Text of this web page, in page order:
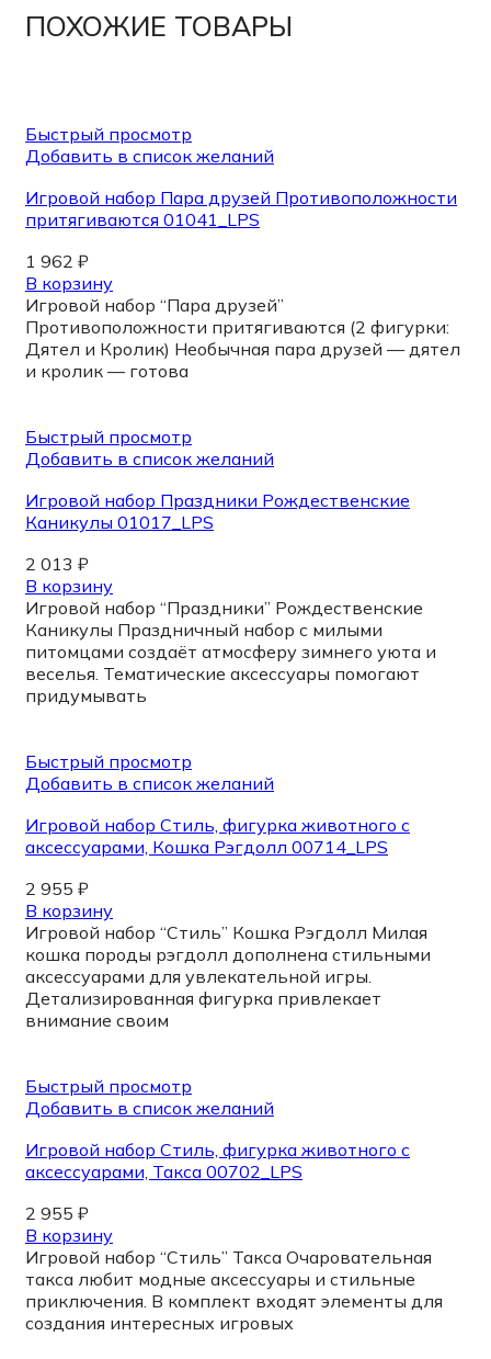
ПОХОЖИЕ ТОВАРЫ
Быстрый просмотр
Добавить в список желаний
Игровой набор Пара друзей Противоположности
притягиваются 01041_LPS
1 962 ₽
В корзину
Игровой набор “Пара друзей”
Противоположности притягиваются (2 фигурки:
Дятел и Кролик) Необычная пара друзей — дятел
и кролик — готова
Быстрый просмотр
Добавить в список желаний
Игровой набор Праздники Рождественские
Каникулы 01017_LPS
2 013 ₽
В корзину
Игровой набор “Праздники” Рождественские
Каникулы Праздничный набор с милыми
питомцами создаёт атмосферу зимнего уюта и
веселья. Тематические аксессуары помогают
придумывать
Быстрый просмотр
Добавить в список желаний
Игровой набор Стиль, фигурка животного с
аксессуарами, Кошка Рэгдолл 00714_LPS
2 955 ₽
В корзину
Игровой набор “Стиль” Кошка Рэгдолл Милая
кошка породы рэгдолл дополнена стильными
аксессуарами для увлекательной игры.
Детализированная фигурка привлекает
внимание своим
Быстрый просмотр
Добавить в список желаний
Игровой набор Стиль, фигурка животного с
аксессуарами, Такса 00702_LPS
2 955 ₽
В корзину
Игровой набор “Стиль” Такса Очаровательная
такса любит модные аксессуары и стильные
приключения. В комплект входят элементы для
создания интересных игровых